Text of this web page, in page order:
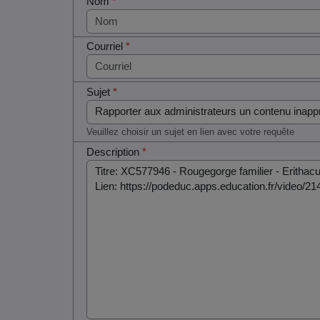
Courriel*
Sujet*
Veuillez choisir un sujet en lien avec votre requête
Description*